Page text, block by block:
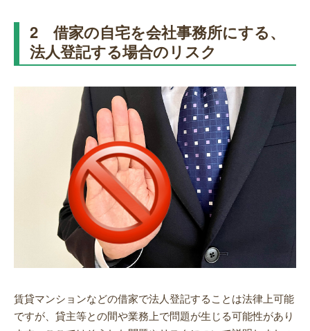
2 借家の自宅を会社事務所にする、
法人登記する場合のリスク
賃貸マンションなどの借家で法人登記することは法律上可能
ですが、貸主等との間や業務上で問題が生じる可能性があり